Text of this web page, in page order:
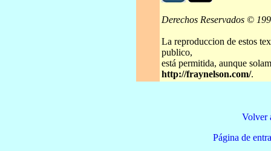
Derechos Reservados ©
La reproduccion de estos
publico,
está permitida, aunque
http://fraynelson.com/.
Volver
Página de